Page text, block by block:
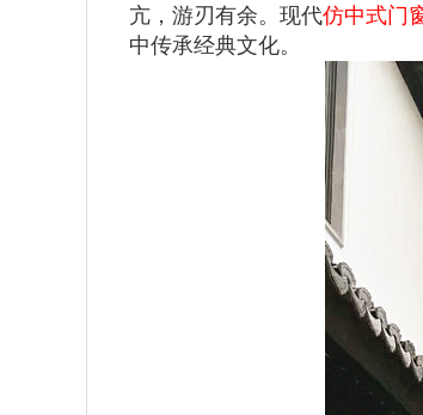
亢，游刃有余。现代仿中式门
中传承经典文化。